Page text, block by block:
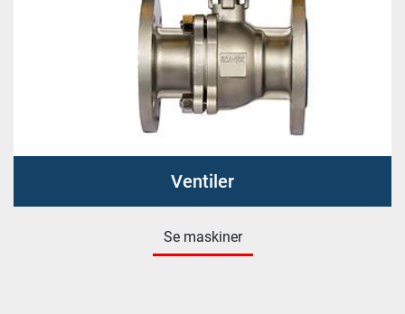
Ventiler
Se maskiner